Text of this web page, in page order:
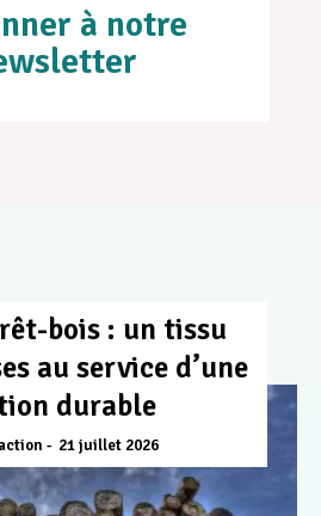
à notre
bois : un tissu
au service d’une
durable
21 juillet 2026